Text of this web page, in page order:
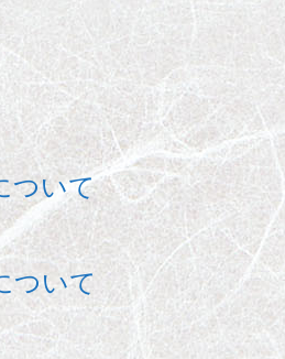
ついて
ついて